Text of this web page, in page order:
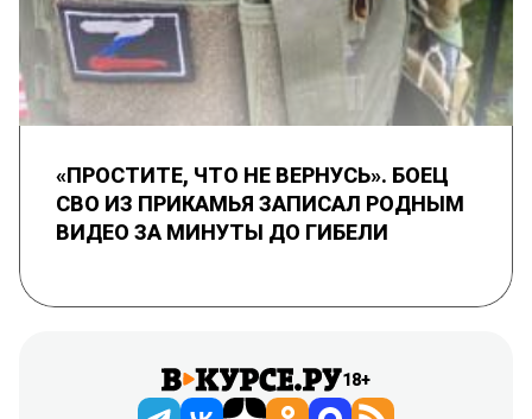
«ПРОСТИТЕ, ЧТО НЕ ВЕРНУСЬ». БОЕЦ
СВО ИЗ ПРИКАМЬЯ ЗАПИСАЛ РОДНЫМ
ВИДЕО ЗА МИНУТЫ ДО ГИБЕЛИ
18+